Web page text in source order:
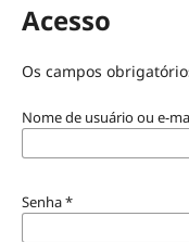
Acesso
Os campos
Nome de usuário ou e-
Senha*